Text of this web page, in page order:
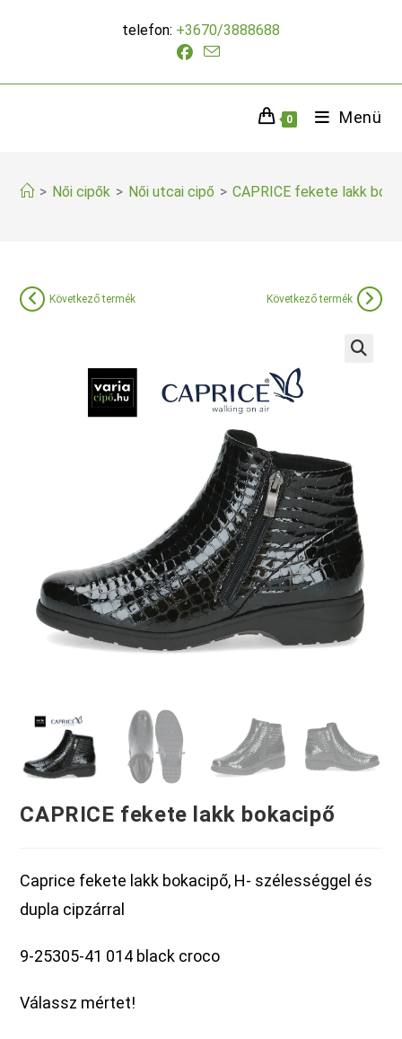
telefon: +3670/3888688
0 Menü
> Női cipők > Női utcai cipő > CAPRICE fekete lakk
Következő termék Következő termék
CAPRICE fekete lakk bokacipő
Caprice fekete lakk bokacipő, H- szélességgel és
dupla cipzárral
9-25305-41 014 black croco
Válassz mértet!